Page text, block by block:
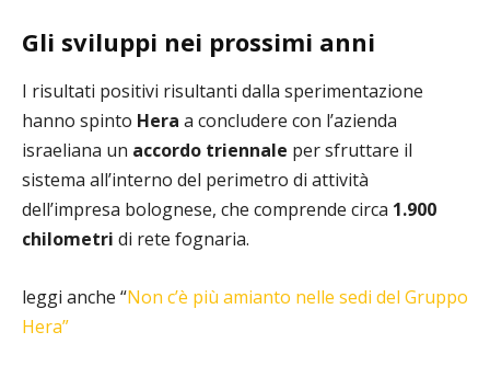
Gli sviluppi nei prossimi anni
I risultati positivi risultanti dalla sperimentazione
hanno spinto Hera a concludere con l’azienda
israeliana un accordo triennale per sfruttare il
sistema all’interno del perimetro di attività
dell’impresa bolognese, che comprende circa 1.900
chilometri di rete fognaria.
leggi anche “Non c’è più amianto nelle sedi del Gruppo
Hera”